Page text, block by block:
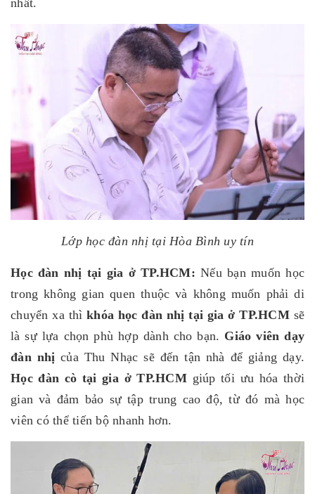
nhất.
Lớp học đàn nhị tại Hòa Bình uy tín
Học đàn nhị tại gia ở TP.HCM: Nếu bạn muốn học
trong không gian quen thuộc và không muốn phải di
chuyển xa thì khóa học đàn nhị tại gia ở TP.HCMsẽ
là sự lựa chọn phù hợp dành cho bạn. Giáo viên dạy
đàn nhị của Thu Nhạc sẽ đến tận nhà để giảng dạy.
Học đàn cò tại gia ở TP.HCMgiúp tối ưu hóa thời
gian và đảm bảo sự tập trung cao độ, từ đó mà học
viên có thể tiến bộ nhanh hơn.